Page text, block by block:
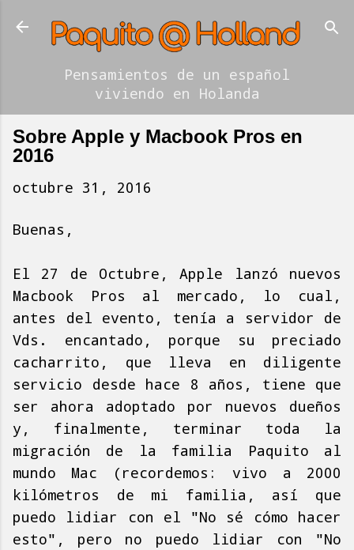
Ir al contenido principal
Pensamientos de un español
viviendo en Holanda
Sobre Apple y Macbook Pros en
2016
octubre 31, 2016
Buenas,
El 27 de Octubre, Apple lanzó nuevos
Macbook Pros al mercado, lo cual,
antes del evento, tenía a servidor de
Vds. encantado, porque su preciado
cacharrito, que lleva en diligente
servicio desde hace 8 años, tiene que
ser ahora adoptado por nuevos dueños
y, finalmente, terminar toda la
migración de la familia Paquito al
mundo Mac (recordemos: vivo a 2000
kilómetros de mi familia, así que
puedo lidiar con el "No sé cómo hacer
esto", pero no puedo lidiar con "No